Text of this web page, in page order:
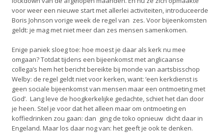
voor weer een nieuwe start met allerlei activiteiten, introduceerde
Boris Johnson vorige week de regel van zes. Voor bijeenkomsten
geldt: je mag met niet meer dan zes mensen samenkomen.
Enige paniek sloeg toe: hoe moest je daar als kerk nu mee
omgaan? Totdat tijdens een bijeenkomst met anglicaanse
collega’s hem het bericht bereikte bij monde van aartsbisschop
Welby: de regel geldt niet voor kerken, want: ‘een kerkdienst is
geen sociale bijeenkomst van mensen maar een ontmoeting met
God’. Lang leve de hoogkerkelijke gedachte, schiet het dan door
je heen. Stel je voor dat het alleen maar om ontmoeting en
koffiedrinken zou gaan: dan ging de toko opnieuw dicht daar in
Engeland. Maar los daar nog van: het geeft je ook te denken.